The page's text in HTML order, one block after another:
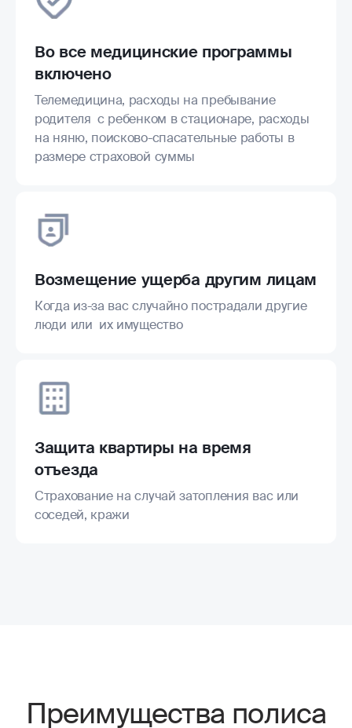
Во все медицинские программы
включено
Телемедицина, расходы на пребывание
родителя с ребенком в стационаре, расходы
на няню, поисково-спасательные работы в
размере страховой суммы
Возмещение ущерба другим лицам
Когда из-за вас случайно пострадали другие
люди или их имущество
Защита квартиры на время
отъезда
Страхование на случай затопления вас или
соседей, кражи
Преимущества полиса